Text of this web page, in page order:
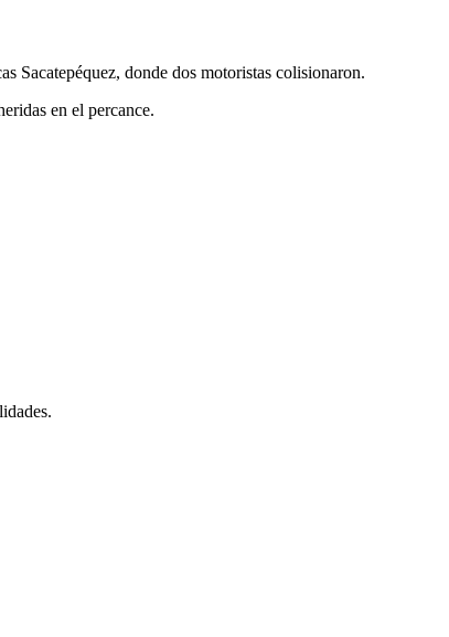
Sacatepéquez, donde dos motoristas colisionaron.
en el percance.